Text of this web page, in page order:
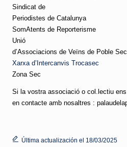
Sindicat de
Periodistes de Catalunya
SomAtents de Reporterisme
Unió
d’Associacions de Veïns de Poble Sec
Xarxa d’Intercanvis Trocasec
Zona Sec
Si la vostra associació o col.lectiu
en contacte amb nosaltres :
Última actualización el 18/03/2025